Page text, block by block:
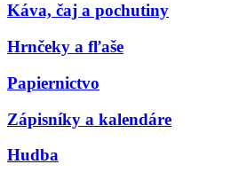
Káva, čaj a pochutiny
Hrnčeky a fľaše
Papiernictvo
Zápisníky a kalendáre
Hudba